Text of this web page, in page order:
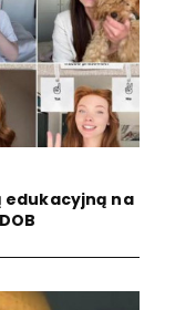
edukacyjną na